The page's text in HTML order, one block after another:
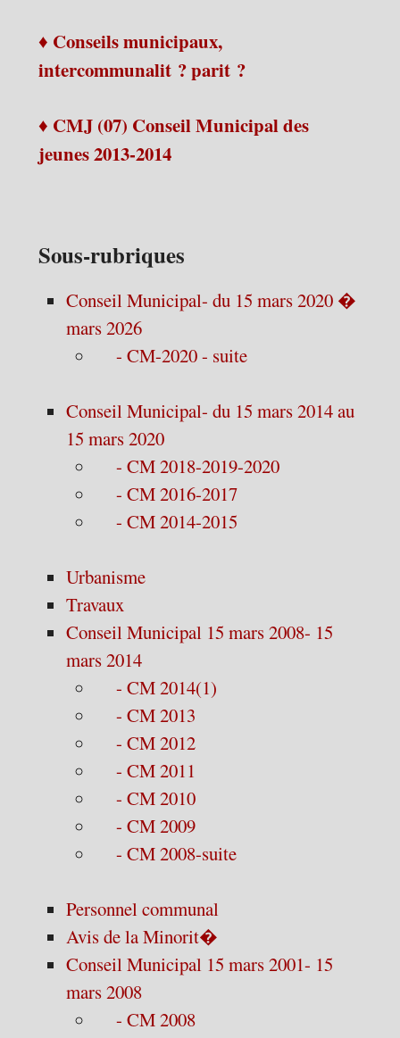
♦ Conseils municipaux,
intercommunalit ? parit ?
♦ CMJ (07) Conseil Municipal des
jeunes 2013-2014
Sous-rubriques
Conseil Municipal- du 15 mars 2020 �
mars 2026
- CM-2020 - suite
Conseil Municipal- du 15 mars 2014 au
15 mars 2020
- CM 2018-2019-2020
- CM 2016-2017
- CM 2014-2015
Urbanisme
Travaux
Conseil Municipal 15 mars 2008- 15
mars 2014
- CM 2014(1)
- CM 2013
- CM 2012
- CM 2011
- CM 2010
- CM 2009
- CM 2008-suite
Personnel communal
Avis de la Minorit�
Conseil Municipal 15 mars 2001- 15
mars 2008
- CM 2008